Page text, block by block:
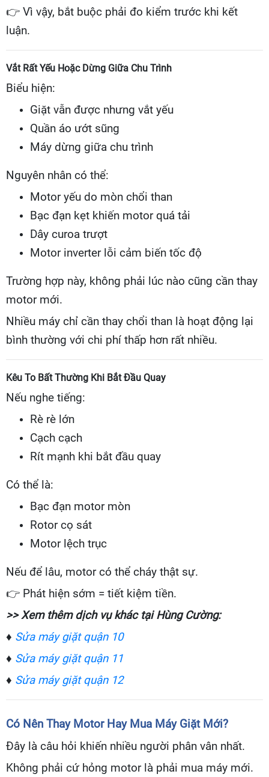
👉 Vì vậy, bắt buộc phải đo kiểm trước khi kết
luận.
Vắt Rất Yếu Hoặc Dừng Giữa Chu Trình
Biểu hiện:
Giặt vẫn được nhưng vắt yếu
Quần áo ướt sũng
Máy dừng giữa chu trình
Nguyên nhân có thể:
Motor yếu do mòn chổi than
Bạc đạn kẹt khiến motor quá tải
Dây curoa trượt
Motor inverter lỗi cảm biến tốc độ
Trường hợp này, không phải lúc nào cũng cần thay
motor mới.
Nhiều máy chỉ cần thay chổi than là hoạt động lại
bình thường với chi phí thấp hơn rất nhiều.
Kêu To Bất Thường Khi Bắt Đầu Quay
Nếu nghe tiếng:
Rè rè lớn
Cạch cạch
Rít mạnh khi bắt đầu quay
Có thể là:
Bạc đạn motor mòn
Rotor cọ sát
Motor lệch trục
Nếu để lâu, motor có thể cháy thật sự.
👉 Phát hiện sớm = tiết kiệm tiền.
>> Xem thêm dịch vụ khác tại Hùng Cường:
♦ Sửa máy giặt quận 10
♦ Sửa máy giặt quận 11
♦ Sửa máy giặt quận 12
Có Nên Thay Motor Hay Mua Máy Giặt Mới?
Đây là câu hỏi khiến nhiều người phân vân nhất.
Không phải cứ hỏng motor là phải mua máy mới.